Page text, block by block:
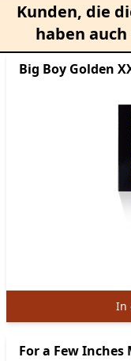
Kunden, die
haben
Big Boy Golden
In
For a Few Inches